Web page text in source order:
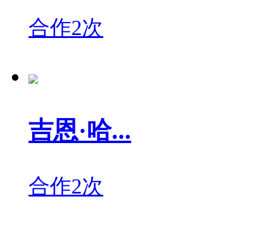
合作2次
吉恩·哈...
合作2次